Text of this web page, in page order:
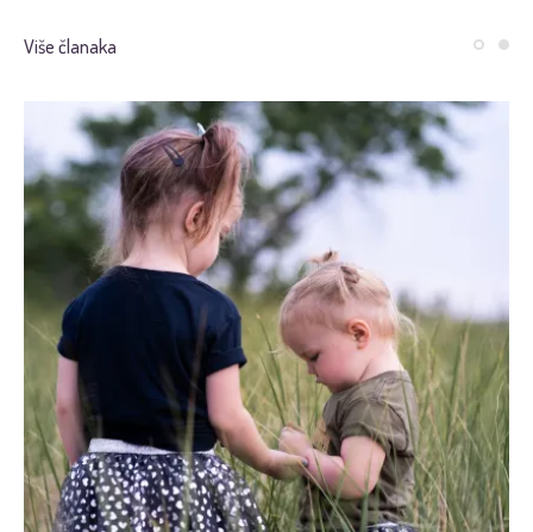
Više članaka